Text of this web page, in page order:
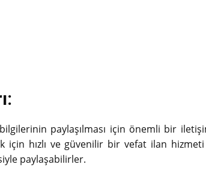
paylaşılması için önemli bir
için hızlı ve güvenilir bir vefat ilan
paylaşabilirler.